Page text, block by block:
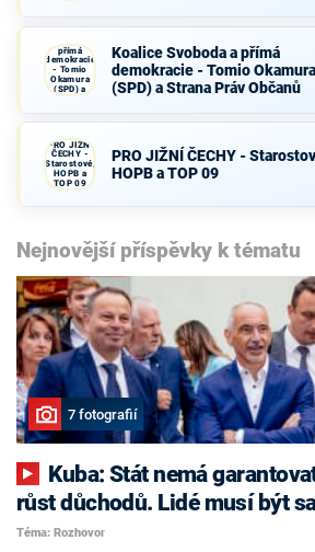
Koalice
přímá
demokracie
- Tomio
Okamura
(SPD) a
Strana Práv
Koalice Svoboda a přímá
demokracie - Tomio Okamura
(SPD) a Strana Práv Občanů
PRO JIŽNÍ
ČECHY -
Starostové,
HOPB a
TOP 09
PRO JIŽNÍ ČECHY -
HOPB a TOP 09
Nejnovější příspěvky k tématu
7 fotografií
růst důchodů. Lidé musí být
Téma: Rozhovor